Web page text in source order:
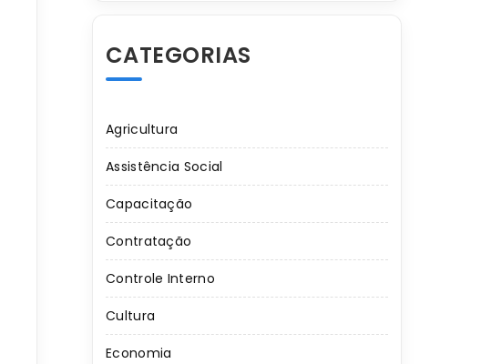
CATEGORIAS
Agricultura
Assistência Social
Capacitação
Contratação
Controle Interno
Cultura
Economia